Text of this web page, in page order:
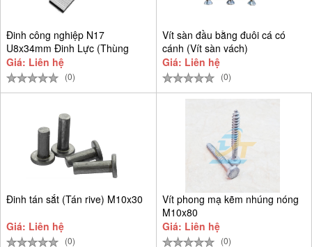
Đinh công nghiệp N17
U8x34mm Đinh Lực (Thùng
9.384 cây)
Giá: Liên hệ
(0)
Vít sàn đầu bằng đuôi cá có
cánh (Vít sàn vách)
Giá: Liên hệ
(0)
Đinh tán sắt (Tán rive) M10x30
Giá: Liên hệ
(0)
Vít phong mạ kẽm nhúng nóng
M10x80
Giá: Liên hệ
(0)